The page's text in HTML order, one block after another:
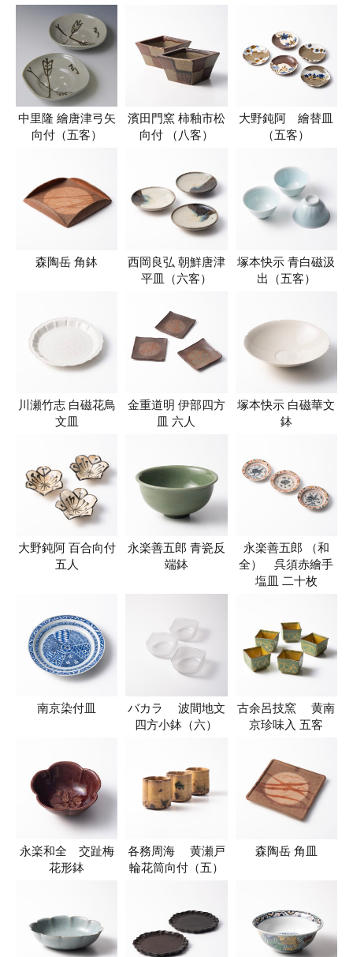
中里隆 繪唐津弓矢
向付（五客）
濱田門窯 柿釉市松
向付 （八客）
大野鈍阿 繪替皿
（五客）
森陶岳 角鉢
西岡良弘 朝鮮唐津
平皿（六客）
塚本快示 青白磁汲
出（五客）
川瀬竹志 白磁花鳥
文皿
金重道明 伊部四方
皿 六人
塚本快示 白磁華文
鉢
大野鈍阿 百合向付
五人
永楽善五郎 青瓷反
端鉢
永楽善五郎 （和
全） 呉須赤繪手
塩皿 二十枚
南京染付皿
バカラ 波間地文
四方小鉢（六）
古余呂技窯 黄南
京珍味入 五客
永楽和全 交趾梅
花形鉢
各務周海 黄瀬戸
輪花筒向付（五）
森陶岳 角皿